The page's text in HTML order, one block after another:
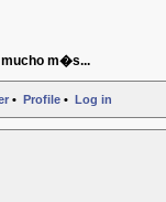
mucho m�s...
• Profile • Log in